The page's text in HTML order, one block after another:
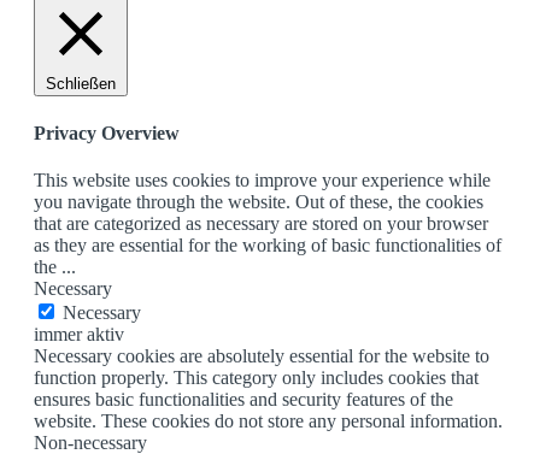
Schließen
Privacy Overview
This website uses cookies to improve your experience while
you navigate through the website. Out of these, the cookies
that are categorized as necessary are stored on your browser
as they are essential for the working of basic functionalities of
the ...
Necessary
Necessary
immer aktiv
Necessary cookies are absolutely essential for the website to
function properly. This category only includes cookies that
ensures basic functionalities and security features of the
website. These cookies do not store any personal information.
Non-necessary